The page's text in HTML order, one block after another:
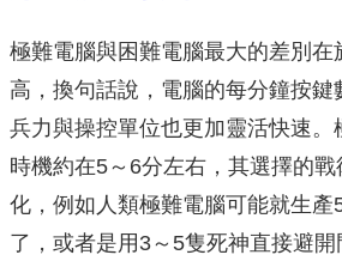
極難電腦與困難電腦最大的差別在
高，換句話說，電腦的每分鐘按鍵
兵力與操控單位也更加靈活快速
時機約在5～6分左右，其選擇的
化，例如人類極難電腦可能就生產
了，或者是用3～5隻死神直接避